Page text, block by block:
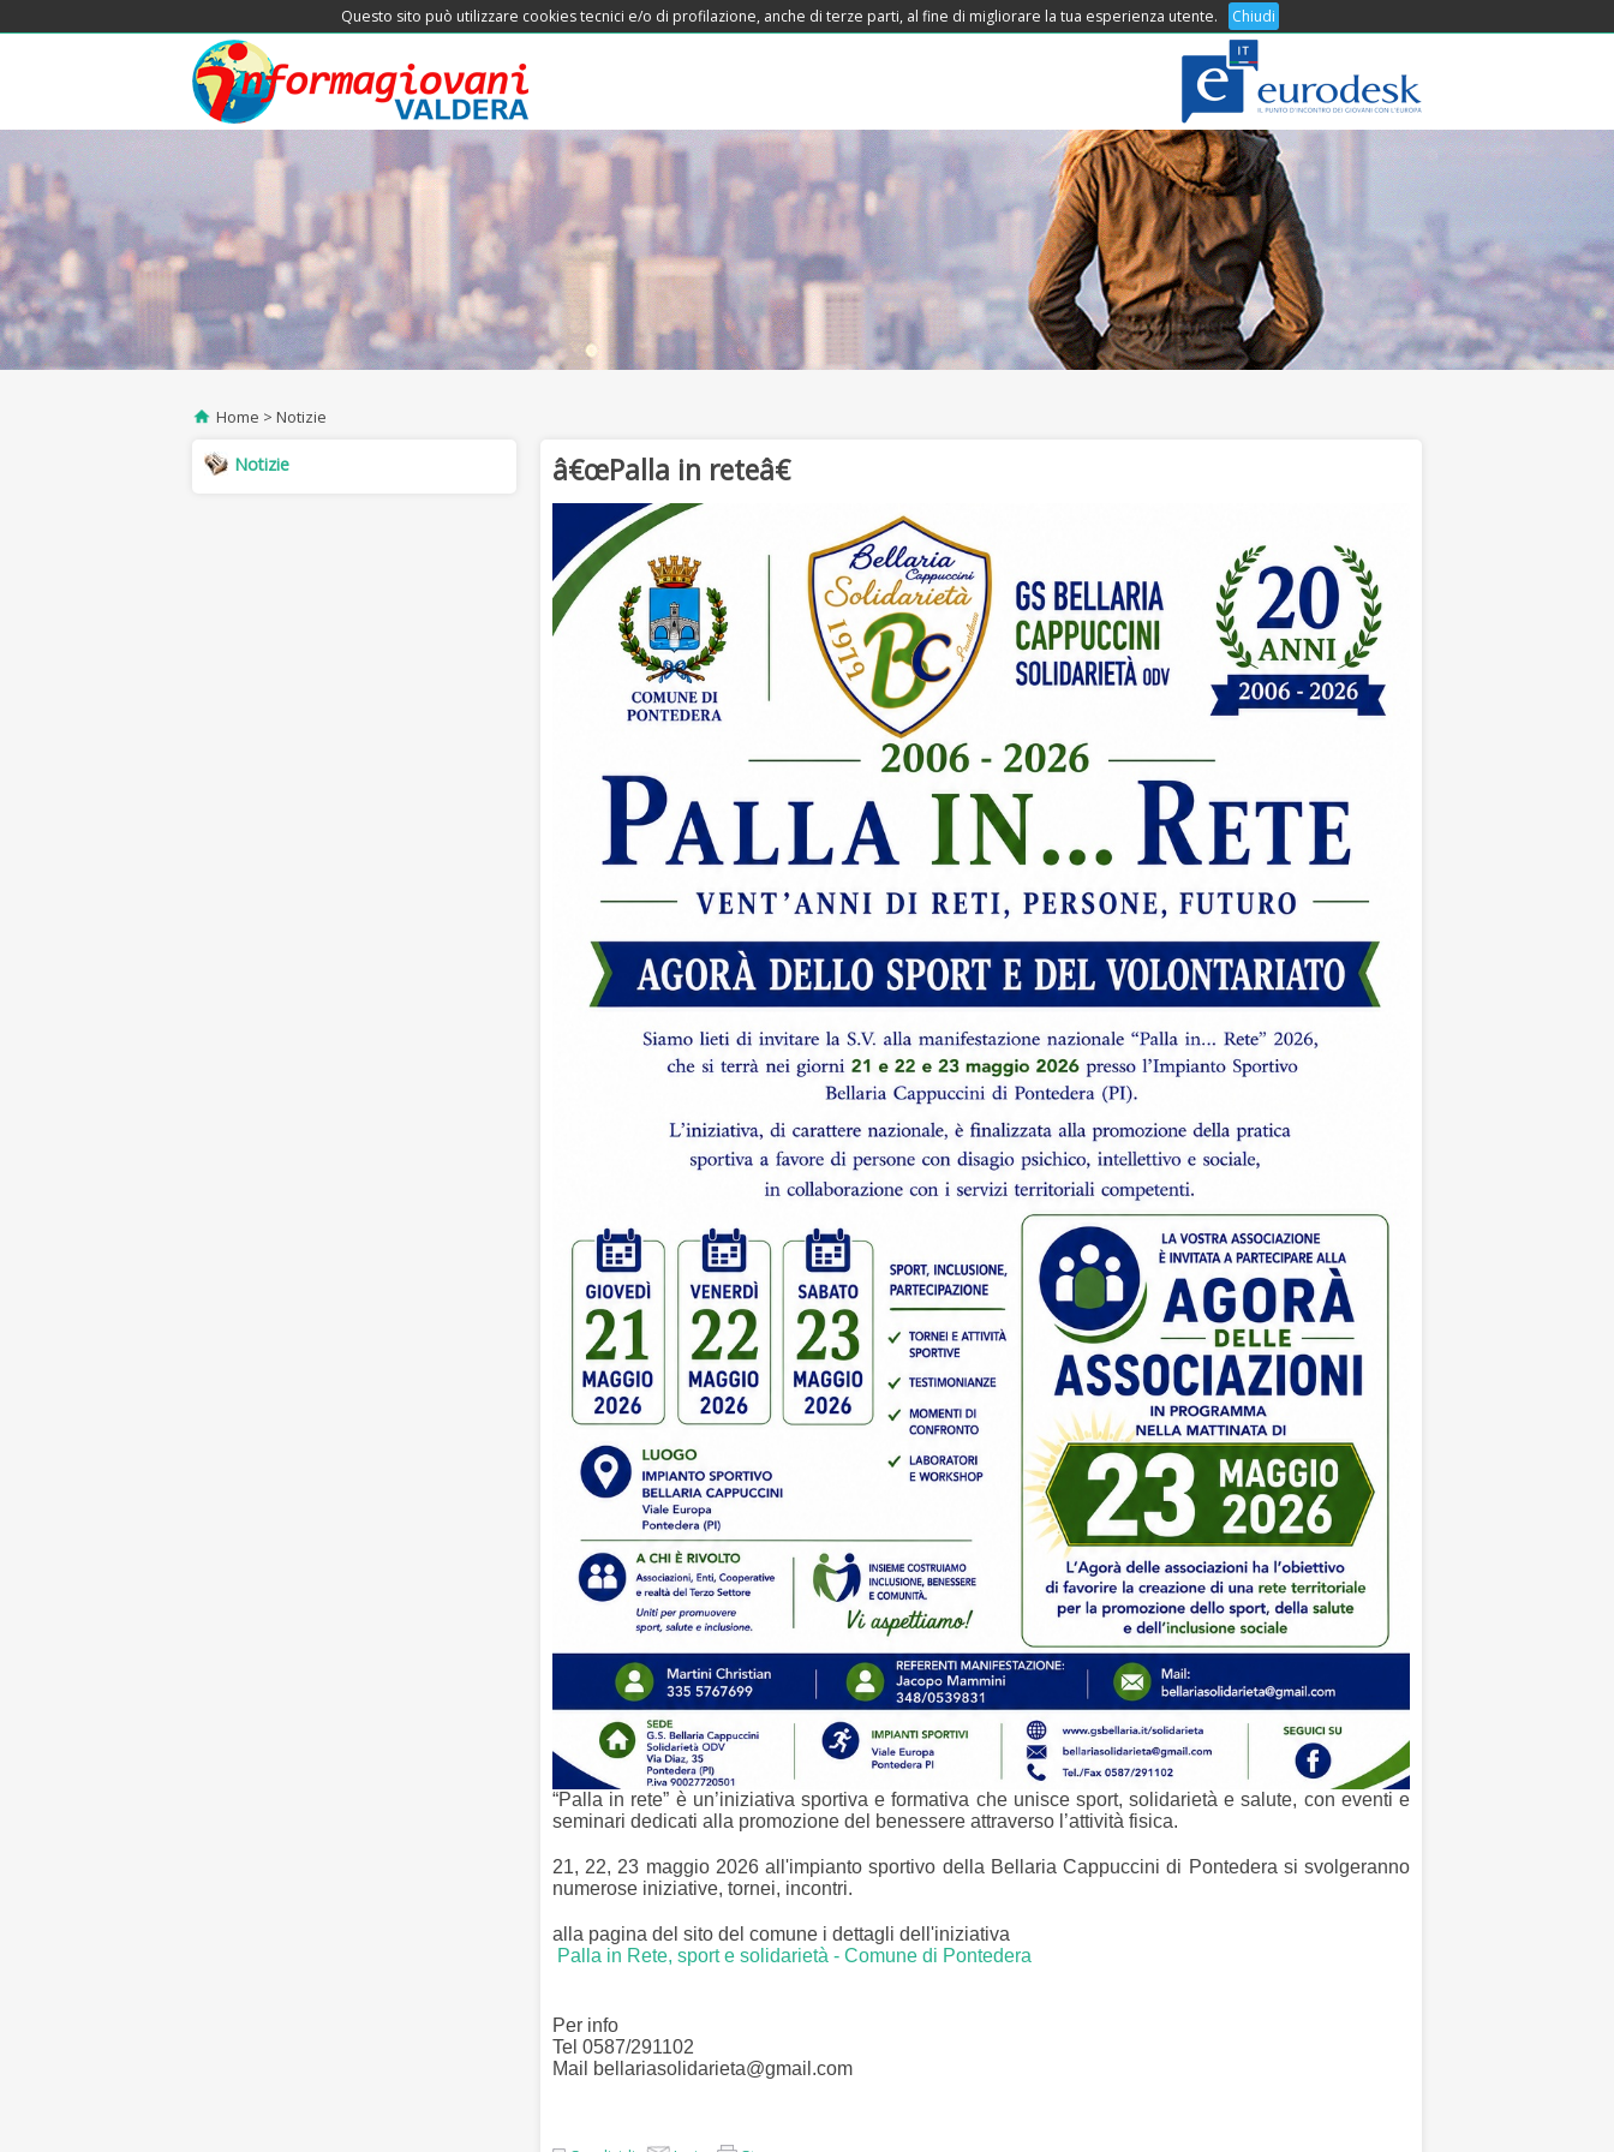
Questo sito può utilizzare cookies tecnici e/o di profilazione, anche di terze parti, al fine di migliorare la tua esperienza utente. Chiudi
COSA OFFRIAMO
Home Notizie
Notizie â€œPalla in reteâ€
“Palla in rete” è un’iniziativa sportiva e formativa che unisce sport, solidarietà e salute, con eventi e
seminari dedicati alla promozione del benessere attraverso l’attività fisica.
21, 22, 23 maggio 2026 all'impianto sportivo della Bellaria Cappuccini di Pontedera si svolgeranno
numerose iniziative, tornei, incontri.
alla pagina del sito del comune i dettagli dell'iniziativa
Palla in Rete, sport e solidarietà - Comune di Pontedera
Per info
Tel 0587/291102
Mail bellariasolidarieta@gmail.com